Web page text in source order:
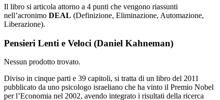
Il libro si articola attorno a 4 punti che vengono riassunti
nell’acronimo DEAL (Definizione, Eliminazione, Automazione,
Liberazione).
Pensieri Lenti e Veloci (Daniel Kahneman)
Nessun prodotto trovato.
Diviso in cinque parti e 39 capitoli, si tratta di un libro del 2011
pubblicato da uno psicologo israeliano che ha vinto il Premio Nobel
per l’Economia nel 2002, avendo integrato i risultati della ricerca